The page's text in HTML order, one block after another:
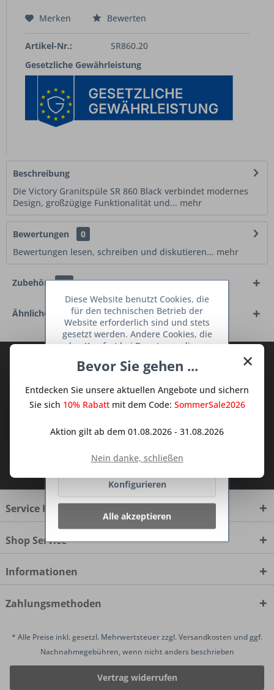
Merken Bewerten
Artikel-Nr.:
SR860.20
Gesetzliche Gewährleistung
Beschreibung
Die Victory Granitspüle SR 860 Black verbindet modernes
Design, großzügige Funktionalität und... mehr
Bewertungen
0
Bewertungen lesen, schreiben und diskutieren... mehr
Zubehör 13
Ähnliche Artikel
Abonnieren Sie den kostenlosen Deine
TraumKüche Newsletter und verpassen
Sie keine Neuigkeit oder Aktion mehr aus
dem Traum Küchen - Shop.
Ich habe dieDatenschutzbestimmungen
Service Hotline
Shop Service
Informationen
Zahlungsmethoden
* Alle Preise inkl. gesetzl. Mehrwertsteuer zzgl.Versandkosten und ggf.
Nachnahmegebühren, wenn nicht anders beschrieben
Vertrag widerrufen
×
Bevor Sie gehen ...
Entdecken Sie unsere aktuellen Angebote und sichern
Sie sich 10% Rabattmit dem Code: SommerSale2026
Aktion gilt ab dem 01.08.2026 - 31.08.2026
Nein danke, schließen
Diese Website benutzt Cookies, die
für den technischen Betrieb der
Website erforderlich sind und stets
gesetzt werden. Andere Cookies, die
den Komfort bei Benutzung dieser
dienen oder die Interaktion mit
Netzwerken vereinfachen sollen,
werden nur mit Ihrer Zustimmung
Ablehnen
Konfigurieren
Alle akzeptieren